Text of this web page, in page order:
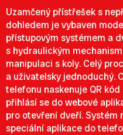
Uzamčený přístřešek s
dohledem je vybaven
přístupovým systémem a
s hydraulickým
manipulaci s koly. Celý
a uživatelsky jednoduchý.
telefonu naskenuje QR
přihlásí se do webové
pro otevření dveří. Systém
speciální aplikace do